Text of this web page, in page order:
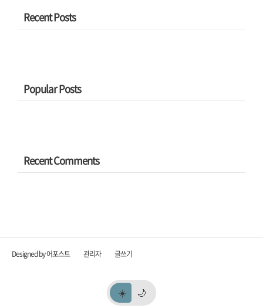
품을 주제로 한 미디어아트였는데, 빈
Recent Posts
Popular Posts
Recent Comments
Designed by 어포스트 관리자 글쓰기
☀️ 🌙